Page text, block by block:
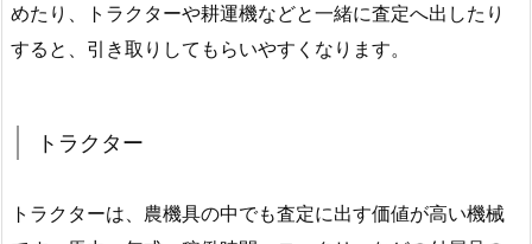
めたり、トラクターや耕運機などと一緒に査定へ出したり
すると、引き取りしてもらいやすくなります。
トラクター
トラクターは、農機具の中でも査定に出す価値が高い機械